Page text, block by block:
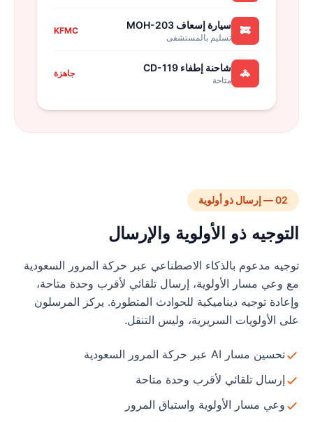
🚒 سيارة إسعاف MOH-203
تسليم بالمستشفى
KFMC
🚓 شاحنة إطفاء CD-119
متاحة
جاهزة
02 — إرسال ذو أولوية
التوجيه ذو الأولوية والإرسال
توجيه مدعوم بالذكاء الاصطناعي عبر حركة المرور السعودية
مع وعي مسار الأولوية، إرسال تلقائي لأقرب وحدة متاحة،
وإعادة توجيه ديناميكية للحوادث المتطورة. يركز المرسلون
على الأولويات السريرية، وليس التنقل.
تحسين مسار AI عبر حركة المرور السعودية
إرسال تلقائي لأقرب وحدة متاحة
وعي مسار الأولوية واستباق المرور